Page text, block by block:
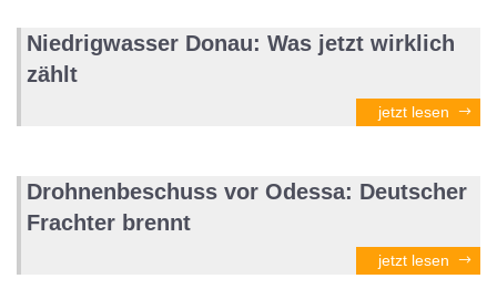
Niedrigwasser Donau: Was jetzt wirklich
zählt
jetzt lesen
Drohnenbeschuss vor Odessa: Deutscher
Frachter brennt
jetzt lesen